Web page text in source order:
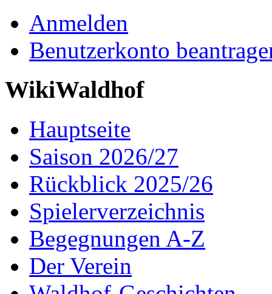
Anmelden
Benutzerkonto
WikiWaldhof
Hauptseite
Saison 2026/27
Rückblick 2025/26
Spielerverzeichnis
Begegnungen A-Z
Der Verein